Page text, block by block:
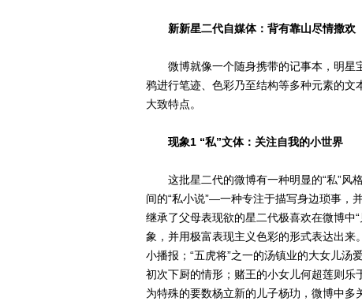
新新星二代自媒体：背有靠山尽情撒欢
微博就像一个随身携带的记事本，明星
鸦进行笔迹、色彩乃至结构等多种元素的
大致特点。
现象1 “私”文体：关注自我的小世界
这批星二代的微博有一种明显的“私”风格
间的“私小说”—一种专注于描写身边琐事，
继承了父母表现欲的星二代极喜欢在微博中
象，并用极富表现主义色彩的形式表达出
小播报；“五虎将”之一的汤镇业的大女儿汤
初次下厨的情形；赌王的小女儿何超莲则
为特殊的要数杨立新的儿子杨玏，微博中多